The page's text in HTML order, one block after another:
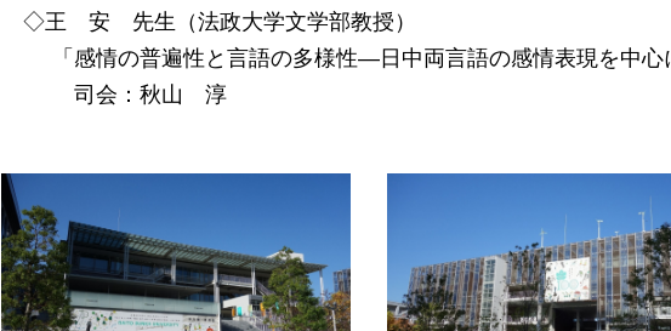
◇王 安 先生（法政大学文学部教授）
「感情の普遍性と言語の多様性―日中両言語の感情表現を中
司会：秋山 淳